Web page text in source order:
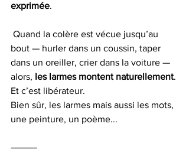
exprimée.
bout — hurler dans un coussin, taper
dans un oreiller, crier dans la voiture —
alors, les larmes montent naturellement.
Et c’est libérateur.
Bien sûr, les larmes mais aussi les mots,
une peinture, un poème...
⸻